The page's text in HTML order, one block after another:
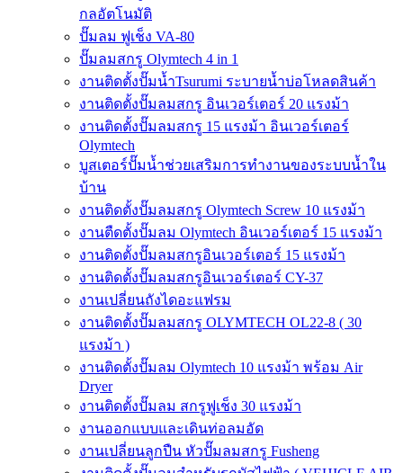
กลอัตโนมัติ
ปั๊มลม ฟูเช็ง VA-80
ปั๊มลมสกรู Olymtech 4 in 1
งานติดตั้งปั๊มน้ำTsurumi ระบายน้ำบ่อโหลดสินค้า
งานติดตั้งปั๊มลมสกรู อินเวอร์เตอร์ 20 แรงม้า
งานติดตั้งปั๊มลมสกรู 15 แรงม้า อินเวอร์เตอร์
Olymtech
บูสเตอร์ปั๊มน้ำช่วยเสริมการทำงานของระบบน้ำใน
บ้าน
งานติดตั้งปั๊มลมสกรู Olymtech Screw 10 แรงม้า
งานตืดตั้งปั๊มลม Olymtech อินเวอร์เตอร์ 15 แรงม้า
งานติดตั้งปั๊มลมสกรูอินเวอร์เตอร์ 15 แรงม้า
งานติดตั้งปั๊มลมสกรูอินเวอร์เตอร์ CY-37
งานเปลี่ยนถังไดอะแฟรม
งานติดตั้งปั๊มลมสกรู OLYMTECH OL22-8 ( 30
แรงม้า )
งานติดตั้งปั๊มลม Olymtech 10 แรงม้า พร้อม Air
Dryer
งานติดตั้งปั๊มลม สกรูฟูเช็ง 30 แรงม้า
งานออกแบบและเดินท่อลมอัด
งานเปลี่ยนลูกปืน หัวปั๊มลมสกรู Fusheng